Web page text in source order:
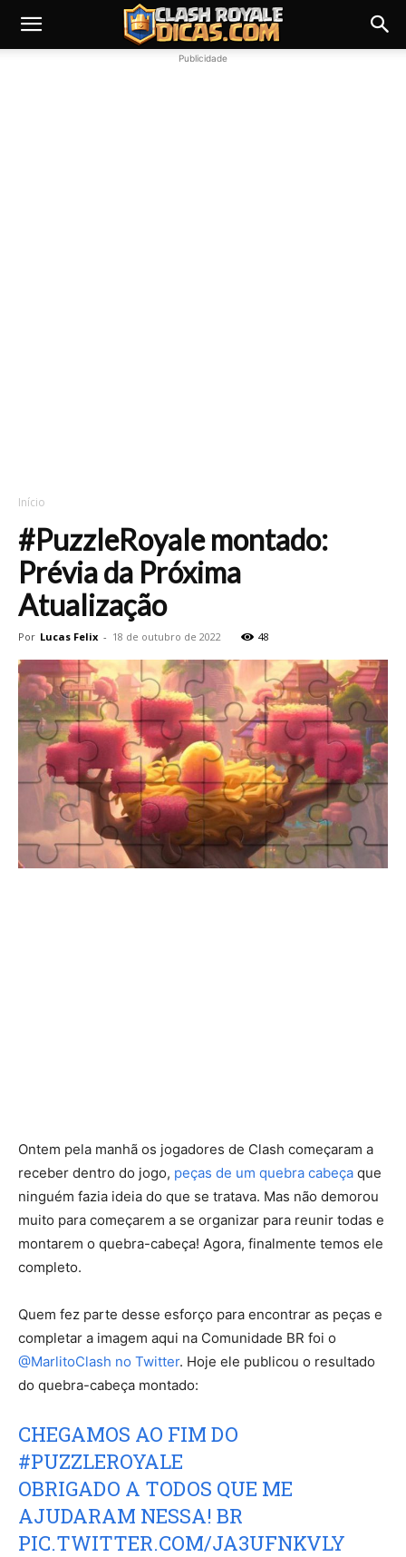
Publicidade
Início
#PuzzleRoyale montado:
Prévia da Próxima
Atualização
Por Lucas Felix - 18 de outubro de 2022 48
Ontem pela manhã os jogadores de Clash começaram a
receber dentro do jogo, peças de um quebra cabeça que
ninguém fazia ideia do que se tratava. Mas não demorou
muito para começarem a se organizar para reunir todas e
montarem o quebra-cabeça! Agora, finalmente temos ele
completo.
Quem fez parte desse esforço para encontrar as peças e
completar a imagem aqui na Comunidade BR foi o
@MarlitoClash no Twitter. Hoje ele publicou o resultado
do quebra-cabeça montado:
CHEGAMOS AO FIM DO
#PUZZLEROYALE
OBRIGADO A TODOS QUE ME
AJUDARAM NESSA! BR
PIC.TWITTER.COM/JA3UFNKVLY